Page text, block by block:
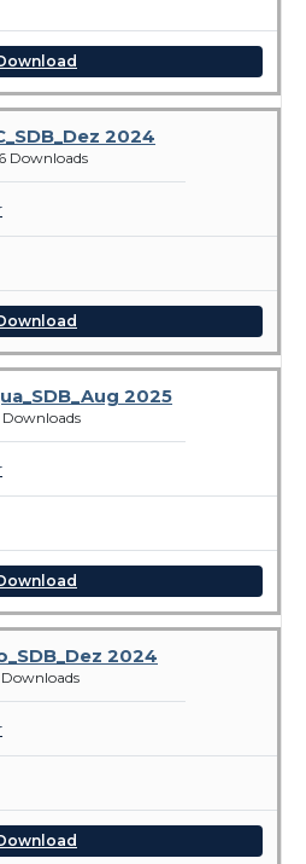
2024
Downloads
2025
Downloads
2024
Downloads